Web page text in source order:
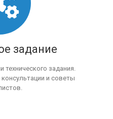
задание
задания.
и советы